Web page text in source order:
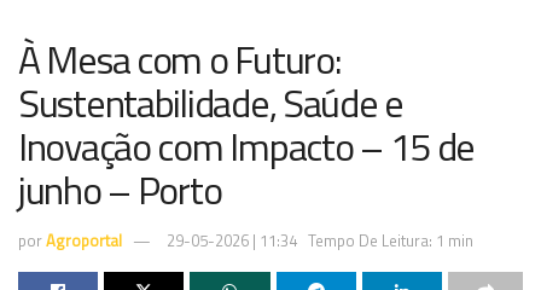
À Mesa com o Futuro:
Sustentabilidade, Saúde e
Inovação com Impacto – 15 de
junho – Porto
porAgroportal 29-05-2026 | 11:34 Tempo De Leitura: 1 min